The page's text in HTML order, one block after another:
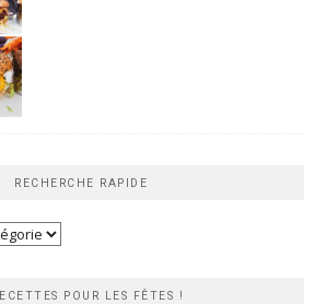
RECHERCHE RAPIDE
POUR LES FÊTES !